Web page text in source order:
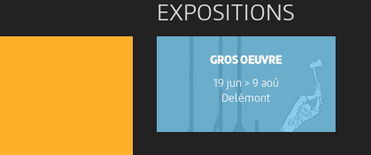
EXPOSITIONS
GROS OEUVRE
19 jun > 9 aoû
Delémont